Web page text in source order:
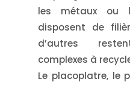
les métaux ou
disposent de
d’autres
complexes à
Le placoplatre, le